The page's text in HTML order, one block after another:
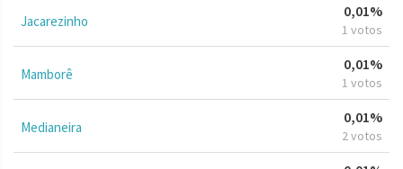
Jacarezinho
0,01%
1 votos
Mamborê
0,01%
1 votos
Medianeira
0,01%
2 votos